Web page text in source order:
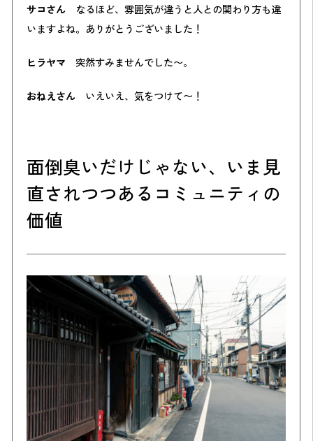
サコさん なるほど、雰囲気が違うと人との関わり方も違
いますよね。ありがとうございました！
ヒラヤマ 突然すみませんでした〜。
おねえさん いえいえ、気をつけて〜！
面倒臭いだけじゃない、いま見
直されつつあるコミュニティの
価値